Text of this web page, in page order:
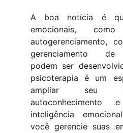
A boa notícia é
emocionais, como
autogerenciamento,
gerenciamento de
podem ser
psicoterapia é um
ampliar seu
autoconhecimento
inteligência
você gerencie suas